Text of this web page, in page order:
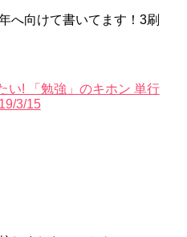
へ向けて書いてます！3刷
い! 「勉強」のキホン 単行
3/15